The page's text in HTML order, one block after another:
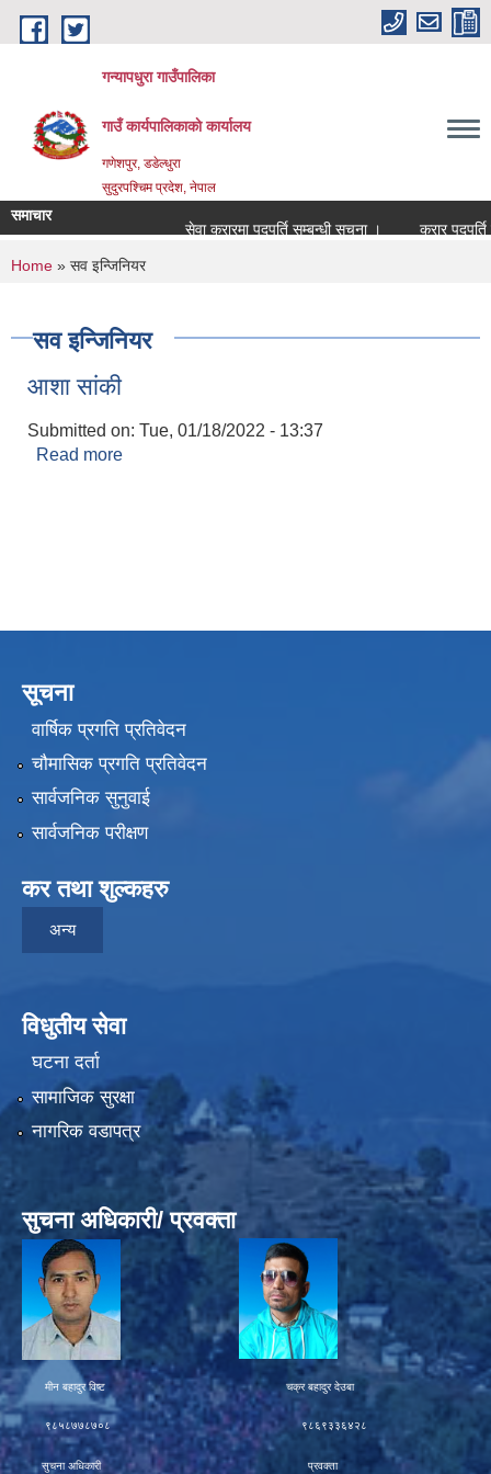
Skip to main content
गन्यापधुरा गाउँपालिका
गाउँ कार्यपालिकाकाे कार्यालय
गणेशपुर, डडेल्धुरा
सुदुरपश्चिम प्रदेश, नेपाल
समाचार
सेवा करारमा पदपुर्ति सम्बन्धी सुचना ।
करार पदपुर्ति
You are here
Home » सव इन्जिनियर
सव इन्जिनियर
आशा सांकी
Submitted on: Tue, 01/18/2022 - 13:37
Read more
सूचना
वार्षिक प्रगति प्रतिवेदन
चौमासिक प्रगति प्रतिवेदन
सार्वजनिक सुनुवाई
सार्वजनिक परीक्षण
कर तथा शुल्कहरु
अन्य
विधुतीय सेवा
घटना दर्ता
सामाजिक सुरक्षा
नागरिक वडापत्र
सुचना अधिकारी/ प्रवक्ता
मीन बहादुर विष्ट चक्र बहादुर देउबा
९८५८७७८७०८ ९८६९३३६४२८
सुचना अधिकारी प्रवक्ता